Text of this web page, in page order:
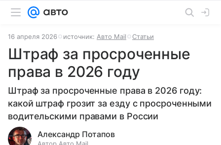
16 апреля 2026 источник: Авто Mail Статьи
Штраф за просроченные
права в 2026 году
Штраф за просроченные права в 2026 году:
какой штраф грозит за езду с просроченными
водительскими правами в России
Александр Потапов